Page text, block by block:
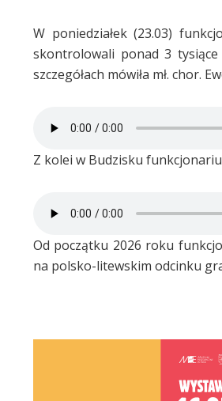
W poniedziałek (23.03)
skontrolowali ponad 3
szczegółach mówiła mł. chor.
Z kolei w Budzisku
Od początku 2026 roku
na polsko-litewskim odcinku